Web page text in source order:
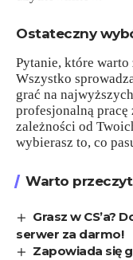
Ostateczny
Pytanie, które
Wszystko
grać na
profesjonalną pracę
zależności od
wybierasz to, co
Warto
Grasz w CS’a?
serwer za darmo!
Zapowiada się